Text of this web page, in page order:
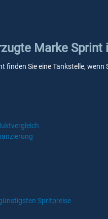
Marke Sprint
Sie eine Tankstelle,
Spritpreise